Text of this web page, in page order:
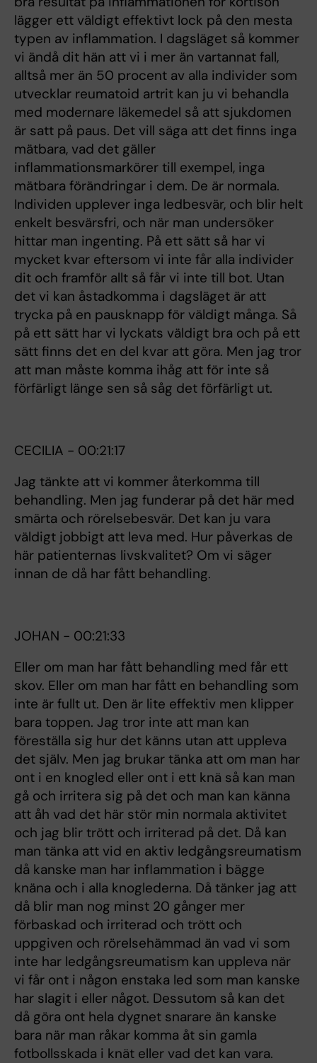
lägger ett väldigt effektivt lock på den mesta
typen av inflammation. I dagsläget så kommer
vi ändå dit hän att vi i mer än vartannat fall,
alltså mer än 50 procent av alla individer som
utvecklar reumatoid artrit kan ju vi behandla
med modernare läkemedel så att sjukdomen
är satt på paus. Det vill säga att det finns inga
mätbara, vad det gäller
inflammationsmarkörer till exempel, inga
mätbara förändringar i dem. De är normala.
Individen upplever inga ledbesvär, och blir helt
enkelt besvärsfri, och när man undersöker
hittar man ingenting. På ett sätt så har vi
mycket kvar eftersom vi inte får alla individer
dit och framför allt så får vi inte till bot. Utan
det vi kan åstadkomma i dagsläget är att
trycka på en pausknapp för väldigt många. Så
på ett sätt har vi lyckats väldigt bra och på ett
sätt finns det en del kvar att göra. Men jag tror
att man måste komma ihåg att för inte så
förfärligt länge sen så såg det förfärligt ut.
CECILIA - 00:21:17
Jag tänkte att vi kommer återkomma till
behandling. Men jag funderar på det här med
smärta och rörelsebesvär. Det kan ju vara
väldigt jobbigt att leva med. Hur påverkas de
här patienternas livskvalitet? Om vi säger
innan de då har fått behandling.
JOHAN - 00:21:33
Eller om man har fått behandling med får ett
skov. Eller om man har fått en behandling som
inte är fullt ut. Den är lite effektiv men klipper
bara toppen. Jag tror inte att man kan
föreställa sig hur det känns utan att uppleva
det själv. Men jag brukar tänka att om man har
ont i en knogled eller ont i ett knä så kan man
gå och irritera sig på det och man kan känna
att åh vad det här stör min normala aktivitet
och jag blir trött och irriterad på det. Då kan
man tänka att vid en aktiv ledgångsreumatism
då kanske man har inflammation i bägge
knäna och i alla knoglederna. Då tänker jag att
då blir man nog minst 20 gånger mer
förbaskad och irriterad och trött och
uppgiven och rörelsehämmad än vad vi som
inte har ledgångsreumatism kan uppleva när
vi får ont i någon enstaka led som man kanske
har slagit i eller något. Dessutom så kan det
då göra ont hela dygnet snarare än kanske
bara när man råkar komma åt sin gamla
fotbollsskada i knät eller vad det kan vara.